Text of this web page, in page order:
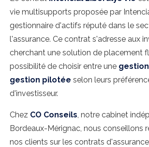
vie multisupports proposée par
gestionnaire d'actifs réputé dans le
l'assurance. Ce contrat s'adresse aux
cherchant une solution de placement
possibilité de choisir entre une
gestion pilotée selon leurs
d'investisseur.
Chez CO Conseils , notre cabinet
Bordeaux-Mérignac, nous conseillons
nos clients sur les contrats